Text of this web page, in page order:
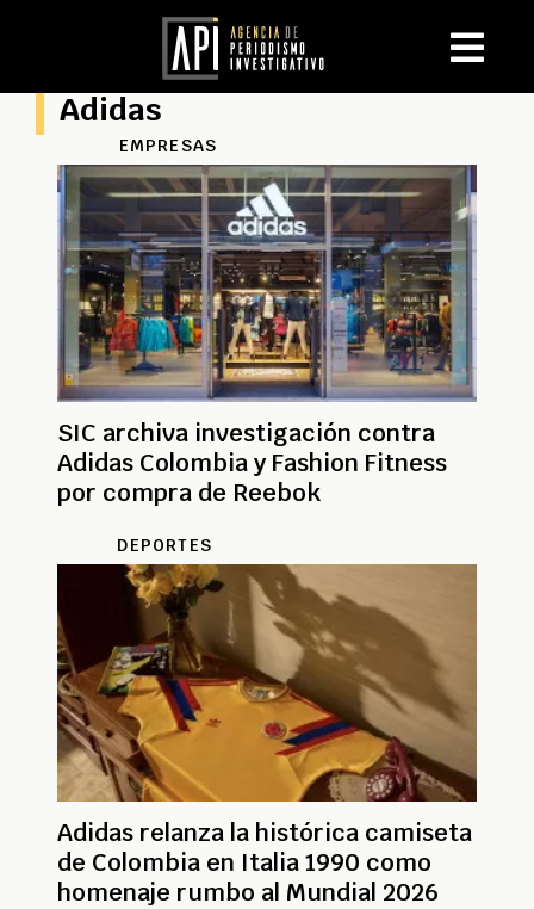
Adidas
EMPRESAS
SIC archiva investigación contra
Adidas Colombia y Fashion Fitness
por compra de Reebok
DEPORTES
Adidas relanza la histórica camiseta
de Colombia en Italia 1990 como
homenaje rumbo al Mundial 2026